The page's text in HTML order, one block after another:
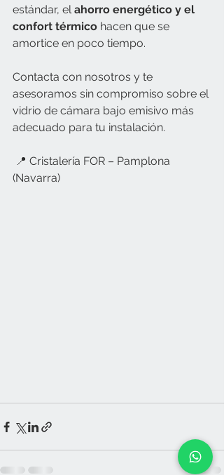
estándar, el ahorro energético y el
confort térmico hacen que se
amortice en poco tiempo.
Contacta con nosotros y te
asesoramos sin compromiso sobre el
vidrio de cámara bajo emisivo más
adecuado para tu instalación.
(Navarra)